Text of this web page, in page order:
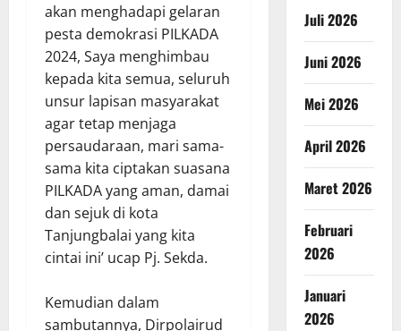
akan menghadapi gelaran
pesta demokrasi PILKADA
2024, Saya menghimbau
kepada kita semua, seluruh
unsur lapisan masyarakat
agar tetap menjaga
persaudaraan, mari sama-
sama kita ciptakan suasana
PILKADA yang aman, damai
dan sejuk di kota
Tanjungbalai yang kita
cintai ini’ ucap Pj. Sekda.
Kemudian dalam
sambutannya, Dirpolairud
Juli 2026
Juni 2026
Mei 2026
April 2026
Maret 2026
Februari
2026
Januari
2026